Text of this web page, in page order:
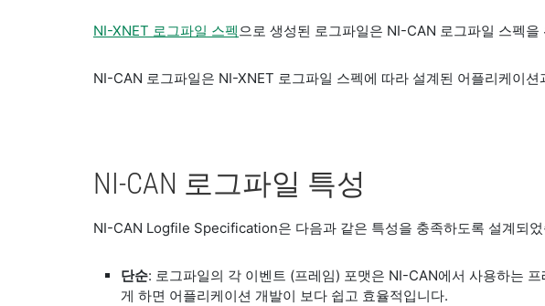
NI-XNET 로그파일 스펙으로 생성된 로그파일은 NI-CAN 로그파일 스펙
NI-CAN 로그파일은 NI-XNET 로그파일 스펙에 따라 설계된 어플리케이션
NI-CAN 로그파일 특성
NI-CAN Logfile Specification은 다음과 같은 특성을 충족하도록 설계되었
단순: 로그파일의 각 이벤트 (프레임) 포맷은 NI-CAN에서 사용하는
게 하면 어플리케이션 개발이 보다 쉽고 효율적입니다.